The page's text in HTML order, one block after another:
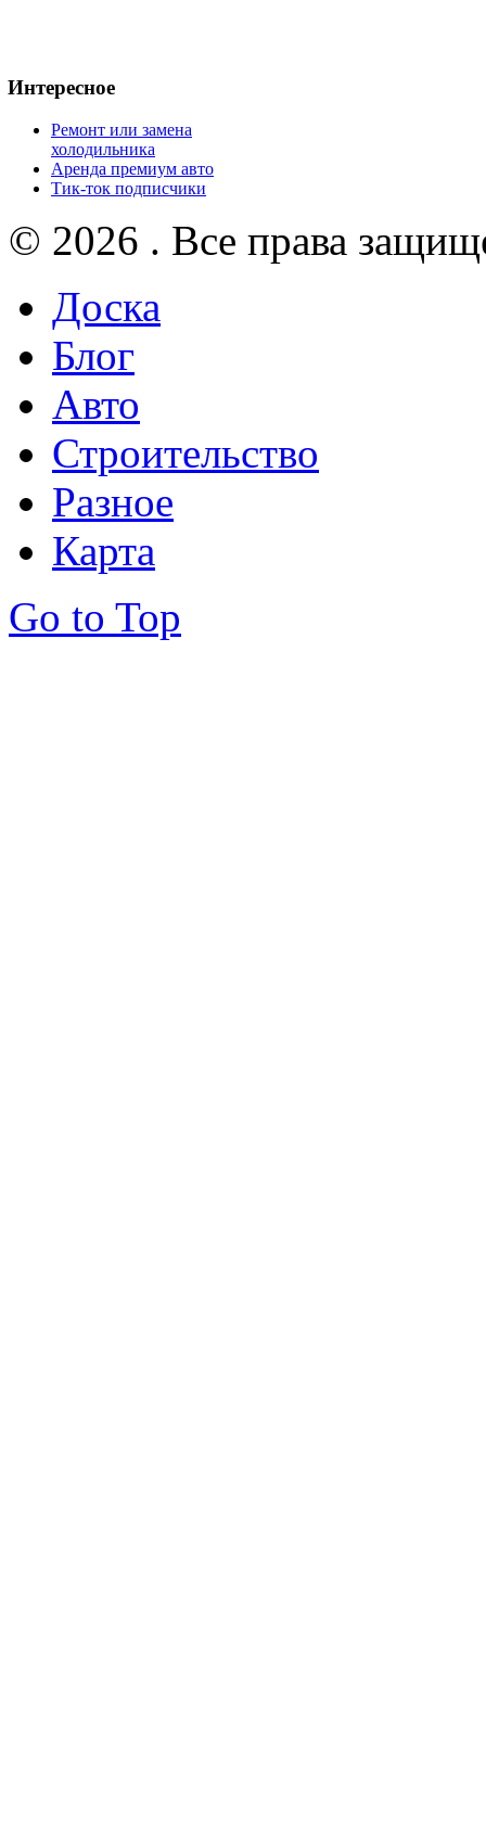
Интересное
Ремонт или замена
холодильника
Аренда премиум авто
Тик-ток подписчики
© 2026 . Все права
Доска
Блог
Авто
Строительство
Разное
Карта
Go to Top